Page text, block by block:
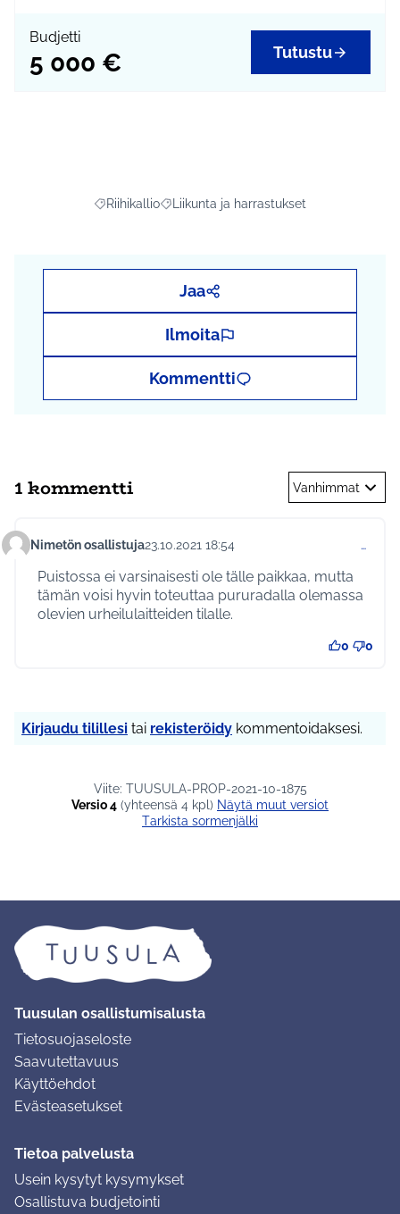
Budjetti
5 000 € Tutustu
Rajaa tulokset aihepiirin mukaan: Riihikallio
RiihikallioRajaa tulokset teeman mukaan: Liikunta
Liikunta ja harrastukset
Jaa
Ilmoita
Kommentti
1 kommentti Vanhimmat
Kommentti 557
Nimetön osallistuja23.10.2021 18:54 …
Puistossa ei varsinaisesti ole tälle paikkaa, mutta
tämän voisi hyvin toteuttaa pururadalla olemassa
olevien urheilulaitteiden tilalle.
0 0
Kirjaudu tilillesi tai rekisteröidy kommentoidaksesi.
Viite: TUUSULA-PROP-2021-10-1875
Versio 4 (yhteensä 4 kpl)
näytä muut versiot
Tarkista sormenjälki
Tuusulan osallistumisalusta
Tietosuojaseloste
Saavutettavuus
Käyttöehdot
Evästeasetukset
Tietoa palvelusta
Usein kysytyt kysymykset
Osallistuva budjetointi